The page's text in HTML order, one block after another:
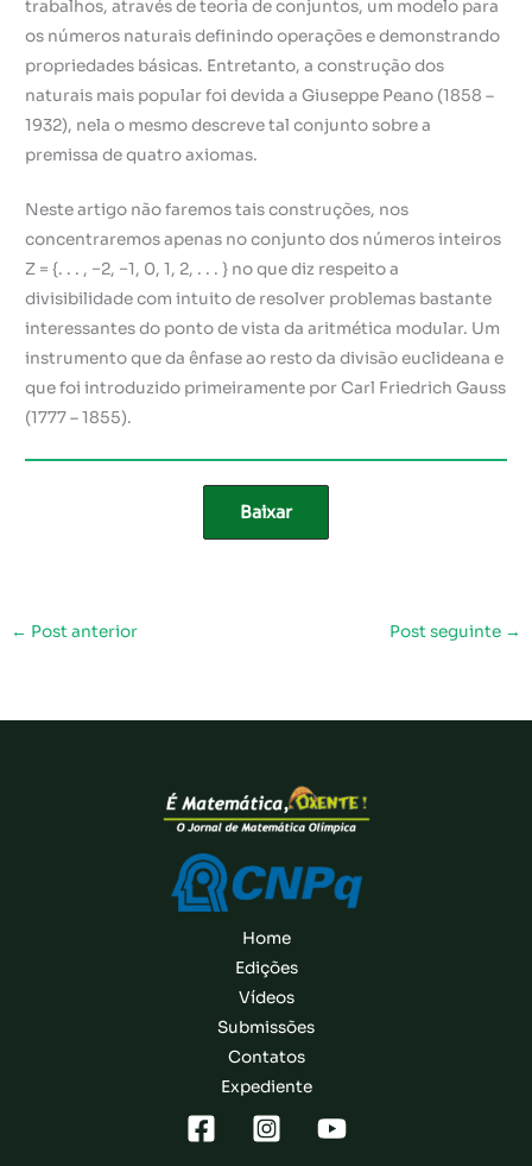
trabalhos, através de teoria de conjuntos, um modelo para
os números naturais definindo operações e demonstrando
propriedades básicas. Entretanto, a construção dos
naturais mais popular foi devida a Giuseppe Peano (1858 –
1932), nela o mesmo descreve tal conjunto sobre a
premissa de quatro axiomas.
Neste artigo não faremos tais construções, nos
concentraremos apenas no conjunto dos números inteiros
Z = {. . . , −2, −1, 0, 1, 2, . . . } no que diz respeito a
divisibilidade com intuito de resolver problemas bastante
interessantes do ponto de vista da aritmética modular. Um
instrumento que da ênfase ao resto da divisão euclideana e
que foi introduzido primeiramente por Carl Friedrich Gauss
(1777 – 1855).
Baixar
← Post anterior Post seguinte →
Home
Edições
Vídeos
Submissões
Contatos
Expediente